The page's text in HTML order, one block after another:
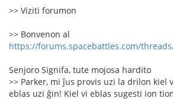
>> Viziti forumon
>> Bonvenon al
https://forums.spacebattles.com/
Senjoro Signifa, tute mojosa hardito
>> Parker, mi ĵus provis uzi la drilon kiel
eblas uzi ĝin! Kiel vi eblas sugesti ion